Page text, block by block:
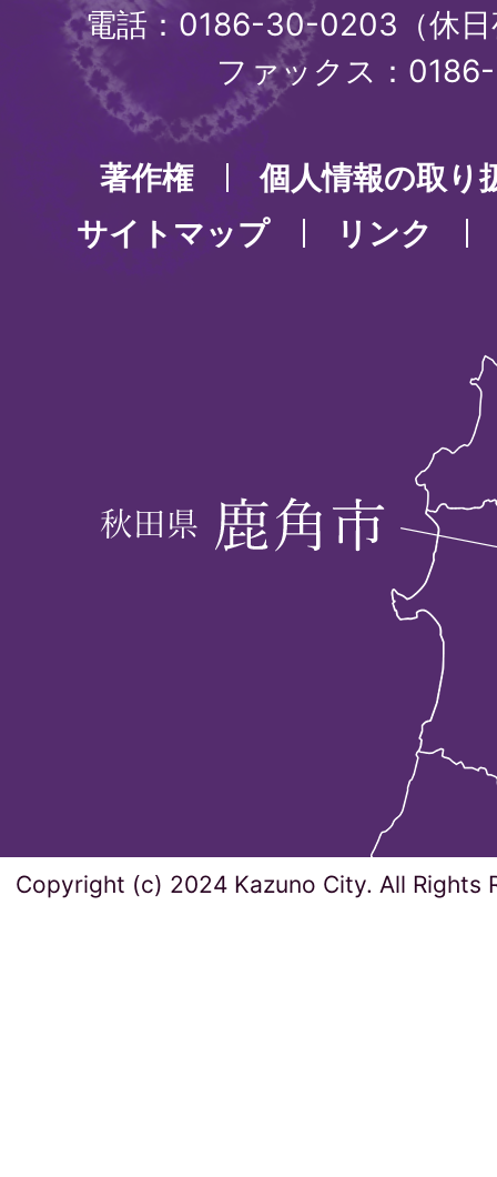
電話：0186-30-0203（休
ファックス：
著作権
個人情報の取り
サイトマップ
リンク
Copyright (c) 2024 Kazuno City. All Rights